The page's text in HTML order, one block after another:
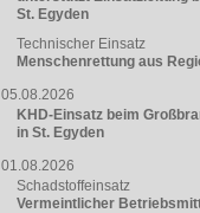
St. Egyden
Technischer Einsatz
Menschenrettung aus
05.08.2026
KHD-Einsatz beim
in St. Egyden
01.08.2026
Schadstoffeinsatz
Vermeintlicher